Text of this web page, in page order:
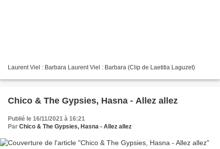
Laurent Viel : Barbara Laurent Viel : Barbara (Clip de Laetitia Laguzet)
Chico & The Gypsies, Hasna - Allez allez
Publié le 16/11/2021 à 16:21
Par Chico & The Gypsies, Hasna - Allez allez